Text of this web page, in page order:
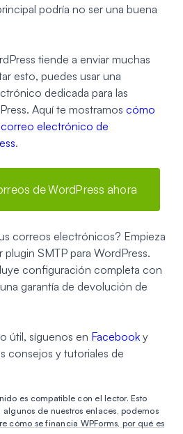
podría no ser una buena
tiende a enviar muchas
esto, puedes usar una
dedicada para las
Aquí te mostramos cómo
electrónico de
.
de WordPress ahora
correos electrónicos? Empieza
SMTP para WordPress.
configuración completa con
garantía de devolución de
útil, síguenos en Facebook y
consejos y tutoriales de
es compatible con el lector. Esto
de nuestros enlaces, podemos
cómo se financia WPForms, por qué es